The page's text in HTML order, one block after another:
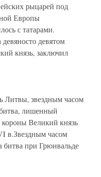
рыцарей под
Европы
с татарами.
девятом
князь, заключил
Литвы, звездным часом
лишенный
короны Великий князь
в.Звездным часом
битва при Грюнвальде